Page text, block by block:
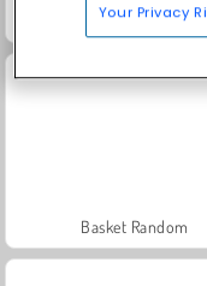
Caracol Bob
Basket Random
Your Privacy